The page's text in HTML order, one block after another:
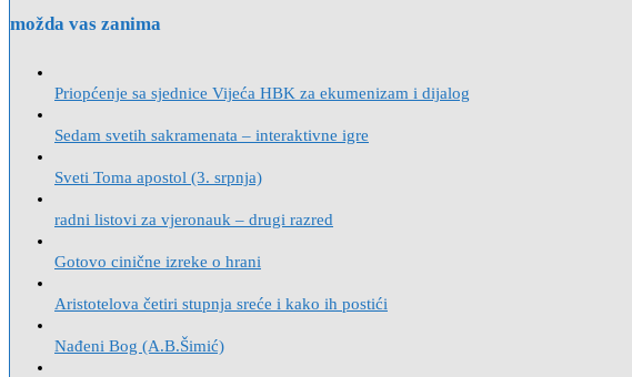
možda vas zanima
Priopćenje sa sjednice Vijeća HBK za ekumenizam i dijalog
Sedam svetih sakramenata – interaktivne igre
Sveti Toma apostol (3. srpnja)
radni listovi za vjeronauk – drugi razred
Gotovo cinične izreke o hrani
Aristotelova četiri stupnja sreće i kako ih postići
Nađeni Bog (A.B.Šimić)